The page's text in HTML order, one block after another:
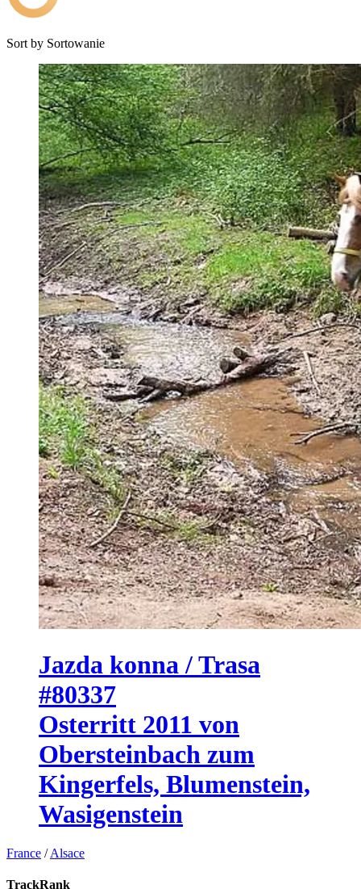
Sort by Sortowanie
Jazda konna / Trasa
#80337
Osterritt 2011 von
Obersteinbach zum
Kingerfels, Blumenstein,
Wasigenstein
France /Alsace
TrackRank